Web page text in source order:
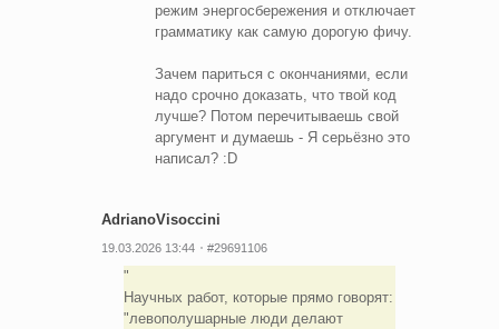
режим энергосбережения и отключает
грамматику как самую дорогую фичу.
Зачем париться с окончаниями, если
надо срочно доказать, что твой код
лучше? Потом перечитываешь свой
аргумент и думаешь - Я серьёзно это
написал? :D
AdrianoVisoccini
19.03.2026 13:44 #29691106
Научных работ, которые прямо говорят:
"левополушарные люди делают